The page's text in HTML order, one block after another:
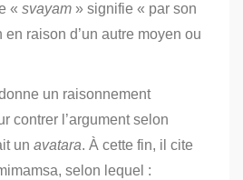
« svayam » signifie « par son
en raison d’un autre moyen ou
un raisonnement
contrer l’argument selon
un avatara. À cette fin, il cite
selon lequel :